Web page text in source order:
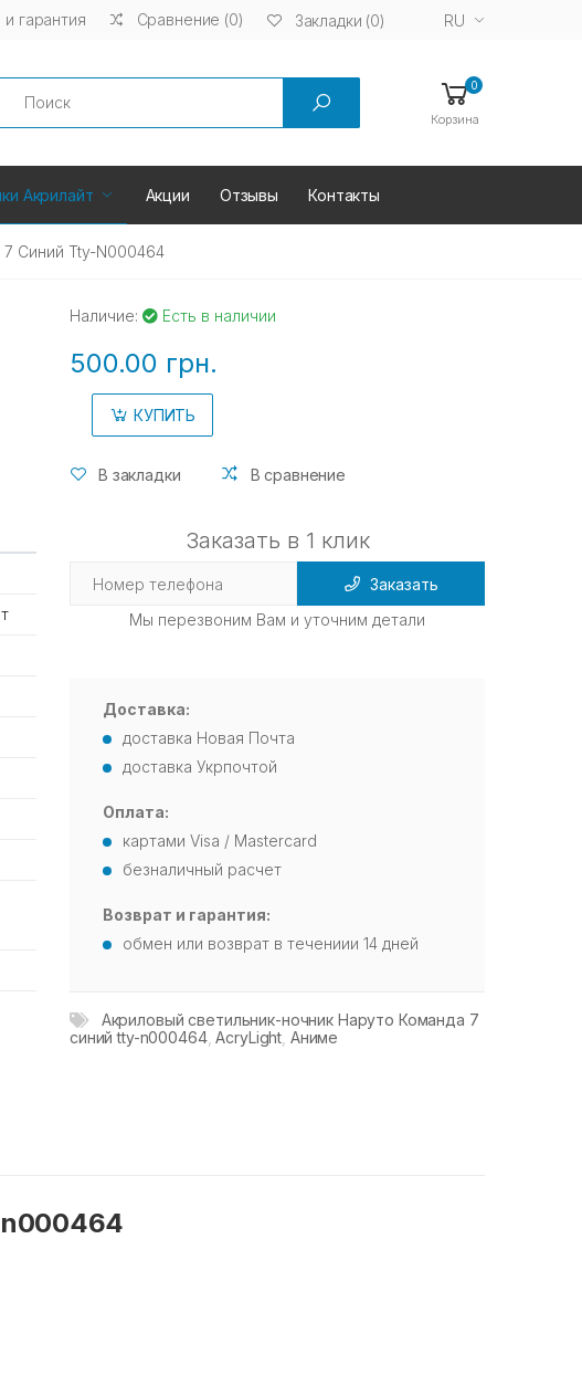
гарантия Сравнение (0) Закладки (0) RU
0
Корзина
Акрилайт Акции Отзывы Контакты
Синий Tty-N000464
Наличие: Есть в наличии
500.00 грн.
КУПИТЬ
В закладки В сравнение
Заказать в 1 клик
Заказать
Мы перезвоним Вам и уточним детали
Доставка:
доставка Новая Почта
доставка Укрпочтой
Оплата:
картами Visa / Mastercard
безналичный расчет
Возврат и гарантия:
обмен или возврат в течениии 14 дней
Акриловый светильник-ночник Наруто Команда 7
синий tty-n000464,AcryLight Аниме
n000464